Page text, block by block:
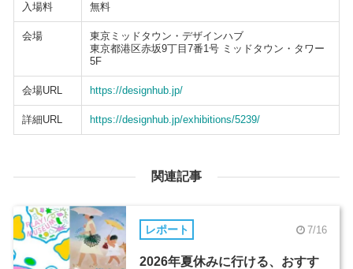
入場料 無料
会場
東京ミッドタウン・デザインハブ
東京都港区赤坂9丁目7番1号 ミッドタウン・タワー
5F
会場URL https://designhub.jp/
詳細URL https://designhub.jp/exhibitions/5239/
関連記事
レポート 7/16
2026年夏休みに行ける、おすす